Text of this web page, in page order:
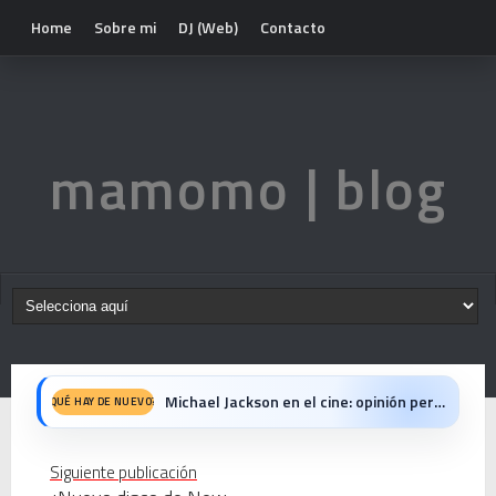
Home Sobre mi DJ (Web) Contacto
mamomo | blog
QUÉ HAY DE NUEVO? El resurgimiento del vinilo en Japón: un Regreso a los surcos y a la textura analógica
Siguiente publicación